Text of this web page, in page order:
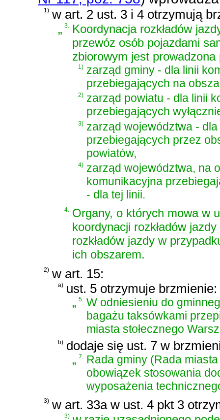
1) w art. 2 ust. 3 i 4 otrzymują
„3.
Koordynacja rozkładów
przewóz osób pojazdami
zbiorowym jest prowadzona
1) zarząd gminy - dla linii
przebiegających na
2) zarząd powiatu - dla linii
przebiegających
3) zarząd województwa -
przebiegających przez
powiatów,
4) zarząd województwa, na
komunikacyjna
- dla tej linii.
4. Organy, o których mowa w
koordynacji rozkładów
rozkładów jazdy w
ich obszarem.
2) w art. 15:
a) ust. 5 otrzymuje brzmienie:
„5.
W odniesieniu do
bagażu taksówkami
miasta stołecznego
b) dodaje się ust. 7 w
„ 7.
Rada gminy (Rada
obowiązek stosowania
wyposażenia
3) w art. 33a w ust. 4 pkt 3
3)